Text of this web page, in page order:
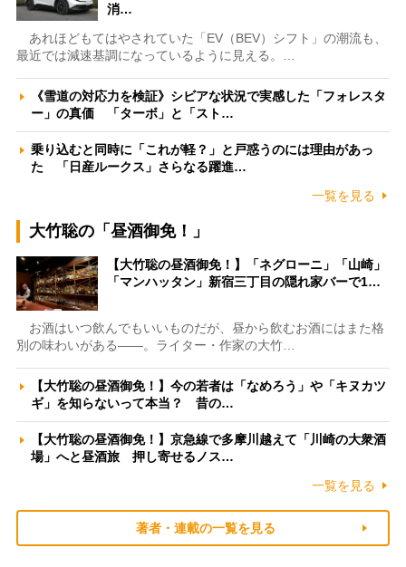
消…
あれほどもてはやされていた「EV（BEV）シフト」の潮流も、
最近では減速基調になっているように見える。…
《雪道の対応力を検証》シビアな状況で実感した「フォレスタ
ー」の真価 「ターボ」と「スト…
乗り込むと同時に「これが軽？」と戸惑うのには理由があっ
た 「日産ルークス」さらなる躍進…
一覧を見る
大竹聡の「昼酒御免！」
【大竹聡の昼酒御免！】「ネグローニ」「山崎」
「マンハッタン」新宿三丁目の隠れ家バーで1…
お酒はいつ飲んでもいいものだが、昼から飲むお酒にはまた格
別の味わいがある――。ライター・作家の大竹…
【大竹聡の昼酒御免！】今の若者は「なめろう」や「キヌカツ
ギ」を知らないって本当？ 昔の…
【大竹聡の昼酒御免！】京急線で多摩川越えて「川崎の大衆酒
場」へと昼酒旅 押し寄せるノス…
一覧を見る
著者・連載の一覧を見る